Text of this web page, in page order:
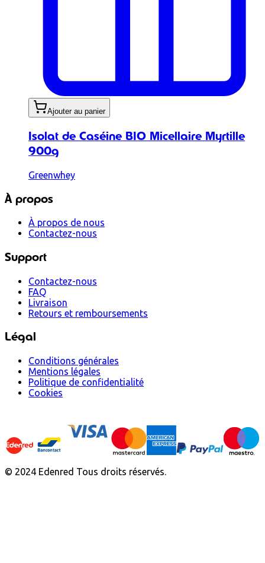
Ajouter au panier
Isolat de Caséine BIO Micellaire Myrtille
900g
Greenwhey
À propos
À propos de nous
Contactez-nous
Support
Contactez-nous
FAQ
Livraison
Retours et remboursements
Légal
Conditions générales
Mentions légales
Politique de confidentialité
Cookies
© 2024 Edenred Tous droits réservés.